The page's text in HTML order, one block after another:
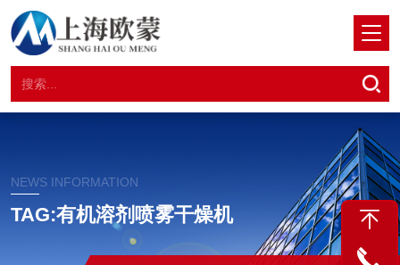
NEWS INFORMATION
TAG:有机溶剂喷雾干燥机